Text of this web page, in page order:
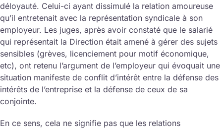
déloyauté. Celui-ci ayant dissimulé la relation amoureuse
qu’il entretenait avec la représentation syndicale à son
employeur. Les juges, après avoir constaté que le salarié
qui représentait la Direction était amené à gérer des sujets
sensibles (grèves, licenciement pour motif économique,
etc), ont retenu l’argument de l’employeur qui évoquait une
situation manifeste de conflit d’intérêt entre la défense des
intérêts de l’entreprise et la défense de ceux de sa
conjointe.
En ce sens, cela ne signifie pas que les relations